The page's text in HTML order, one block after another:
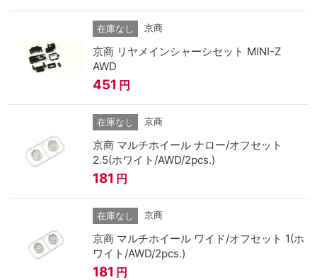
在庫なし 京商
京商 リヤメインシャーシセット MINI-Z
AWD
451 円
在庫なし 京商
京商 マルチホイール ナロー/オフセット
2.5(ホワイト/AWD/2pcs.)
181 円
在庫なし 京商
京商 マルチホイール ワイド/オフセット 1(ホ
ワイト/AWD/2pcs.)
181 円